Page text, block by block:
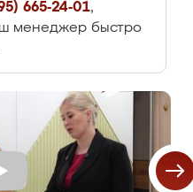
665-24-01,
менеджер быстро